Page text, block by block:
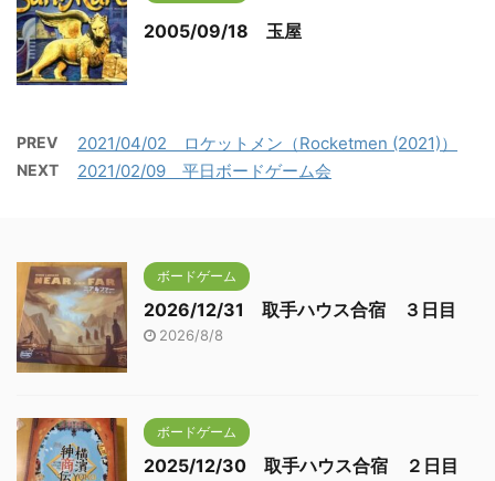
2005/09/18 玉屋
PREV 2021/04/02 ロケットメン（Rocketmen (2021)）
NEXT 2021/02/09 平日ボードゲーム会
ボードゲーム
2026/12/31 取手ハウス合宿 ３日目
2026/8/8
ボードゲーム
2025/12/30 取手ハウス合宿 ２日目